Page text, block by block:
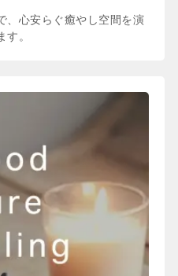
、心安らぐ癒やし空間を演
す。